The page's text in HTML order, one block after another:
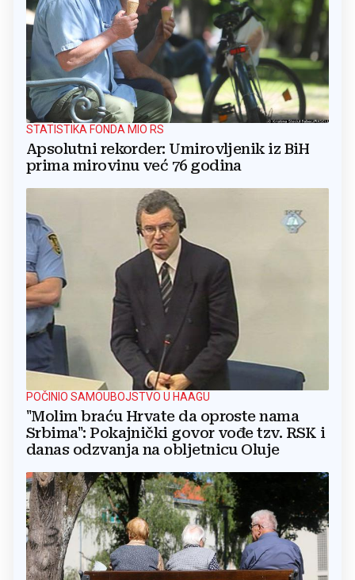
STATISTIKA FONDA MIO RS
Apsolutni rekorder: Umirovljenik iz BiH
prima mirovinu već 76 godina
POČINIO SAMOUBOJSTVO U HAAGU
"Molim braću Hrvate da oproste nama
Srbima": Pokajnički govor vođe tzv. RSK i
danas odzvanja na obljetnicu Oluje